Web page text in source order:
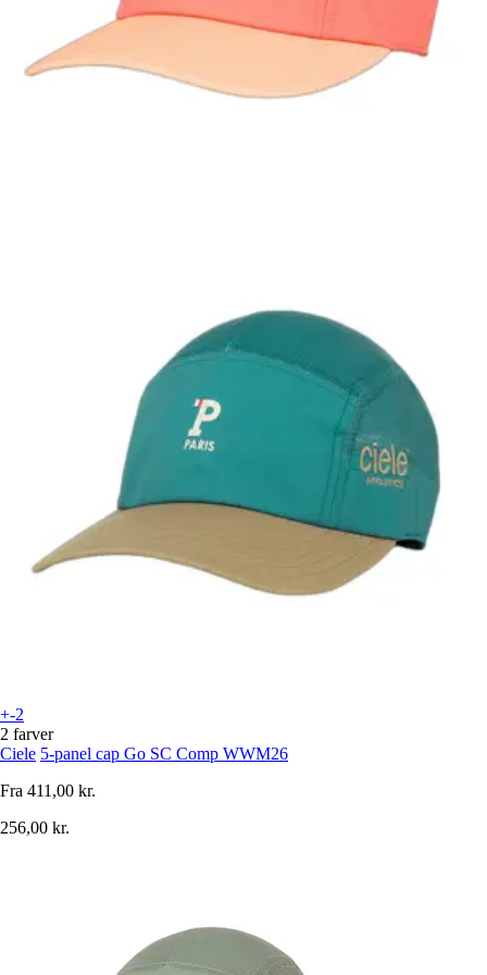
+-2
2 farver
Ciele 5-panel cap Go SC Comp WWM26
Fra 411,00 kr.
256,00 kr.